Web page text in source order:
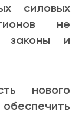
силовых
не
законы и
нового